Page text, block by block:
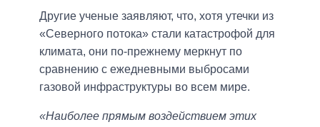
Другие ученые заявляют, что, хотя утечки из
«Северного потока» стали катастрофой для
климата, они по-прежнему меркнут по
сравнению с ежедневными выбросами
газовой инфраструктуры во всем мире.
«Наиболее прямым воздействием этих